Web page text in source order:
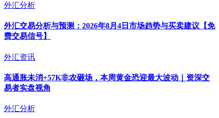
外汇分析
外汇交易分析与预测：2026年8月4日市场趋势与买卖建议【免
费交易信号】
外汇资讯
高通胀未消+57K非农砸场，本周黄金恐迎最大波动｜资深交
易者实盘视角
外汇分析